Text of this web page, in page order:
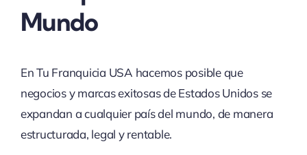
Mundo
En Tu Franquicia USA hacemos posible que
negocios y marcas exitosas de Estados Unidos se
expandan a cualquier país del mundo, de manera
estructurada, legal y rentable.